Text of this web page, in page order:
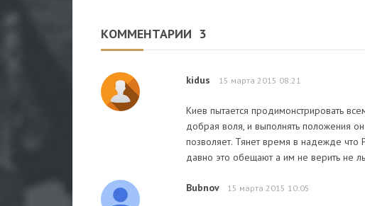
КОММЕНТАРИИ 3
kidus 15 марта 2015 08:21
Киев пытается продимонстрировать
добрая воля, и выполнять положения
позволяет. Тянет время в надежде что
давно это обещают а им не верить не
Bubnov 15 марта 2015 10:05